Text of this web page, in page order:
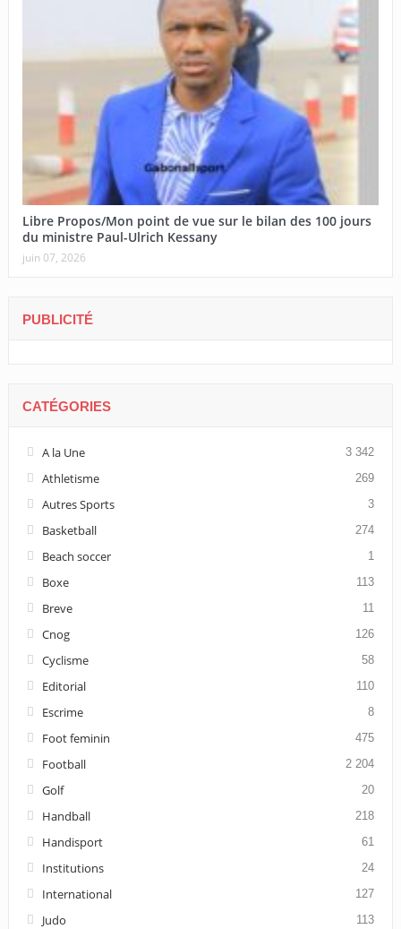
Libre Propos/Mon point de vue sur le bilan des 100 jours
du ministre Paul-Ulrich Kessany
juin 07, 2026
PUBLICITÉ
CATÉGORIES
A la Une 3 342
Athletisme 269
Autres Sports 3
Basketball 274
Beach soccer 1
Boxe 113
Breve 11
Cnog 126
Cyclisme 58
Editorial 110
Escrime 8
Foot feminin 475
Football 2 204
Golf 20
Handball 218
Handisport 61
Institutions 24
International 127
Judo 113